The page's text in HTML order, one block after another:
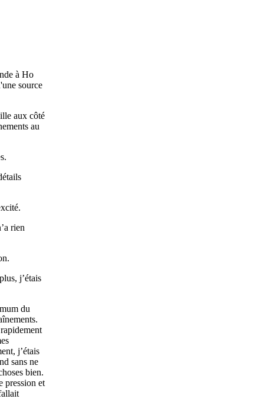
à Ho
source
aux côté
au
rien
j’étais
du
j’étais
sans ne
bien.
pression et